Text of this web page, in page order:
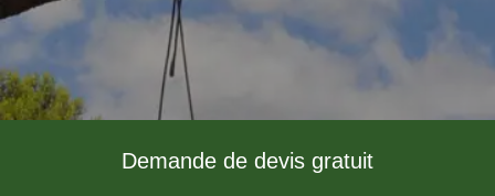
Demande de devis gratuit